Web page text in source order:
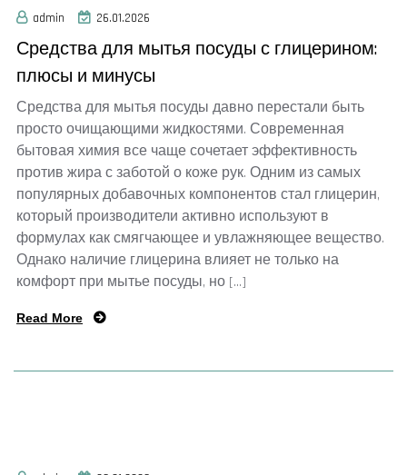
admin 26.01.2026
Средства для мытья посуды с глицерином:
плюсы и минусы
Средства для мытья посуды давно перестали быть
просто очищающими жидкостями. Современная
бытовая химия все чаще сочетает эффективность
против жира с заботой о коже рук. Одним из самых
популярных добавочных компонентов стал глицерин,
который производители активно используют в
формулах как смягчающее и увлажняющее вещество.
Однако наличие глицерина влияет не только на
комфорт при мытье посуды, но […]
Read More